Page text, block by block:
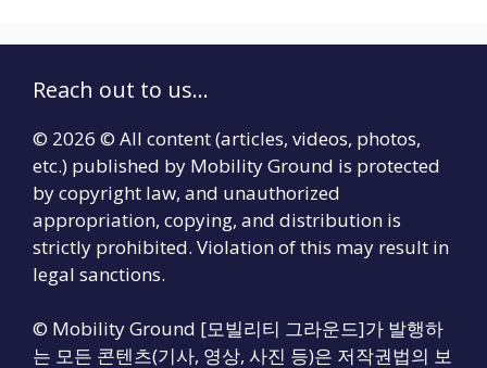
Reach out to us...
© 2026 © All content (articles, videos, photos,
etc.) published by Mobility Ground is protected
by copyright law, and unauthorized
appropriation, copying, and distribution is
strictly prohibited. Violation of this may result in
legal sanctions.
© Mobility Ground [모빌리티 그라운드]가 발행하
는 모든 콘텐츠(기사, 영상, 사진 등)은 저작권법의 보